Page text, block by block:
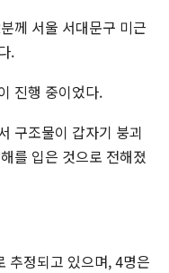
께 서울 서대문구 미근
.
진행 중이었다.
구조물이 갑자기 붕괴
를 입은 것으로 전해졌
추정되고 있으며, 4명은